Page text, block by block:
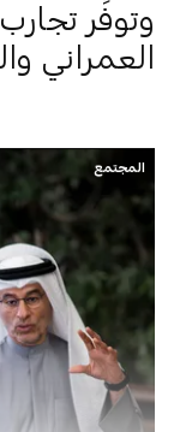
وتوفِّر
العمراني
المجتمع